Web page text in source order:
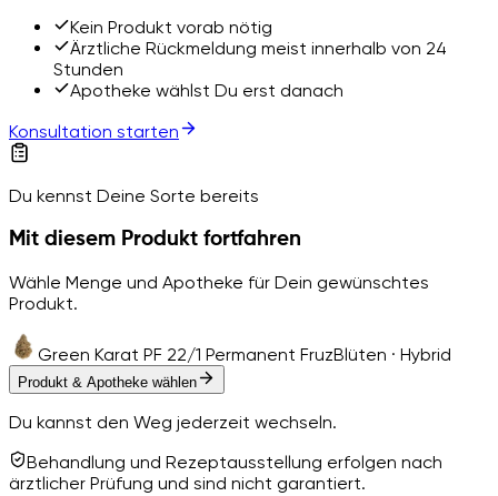
Kein Produkt vorab nötig
Ärztliche Rückmeldung meist innerhalb von 24
Stunden
Apotheke wählst Du erst danach
Konsultation starten
Du kennst Deine Sorte bereits
Mit diesem Produkt fortfahren
Wähle Menge und Apotheke für Dein gewünschtes
Produkt.
Green Karat PF 22/1 Permanent FruzBlüten · Hybrid
Produkt & Apotheke wählen
Du kannst den Weg jederzeit wechseln.
Behandlung und Rezeptausstellung erfolgen nach
ärztlicher Prüfung und sind nicht garantiert.